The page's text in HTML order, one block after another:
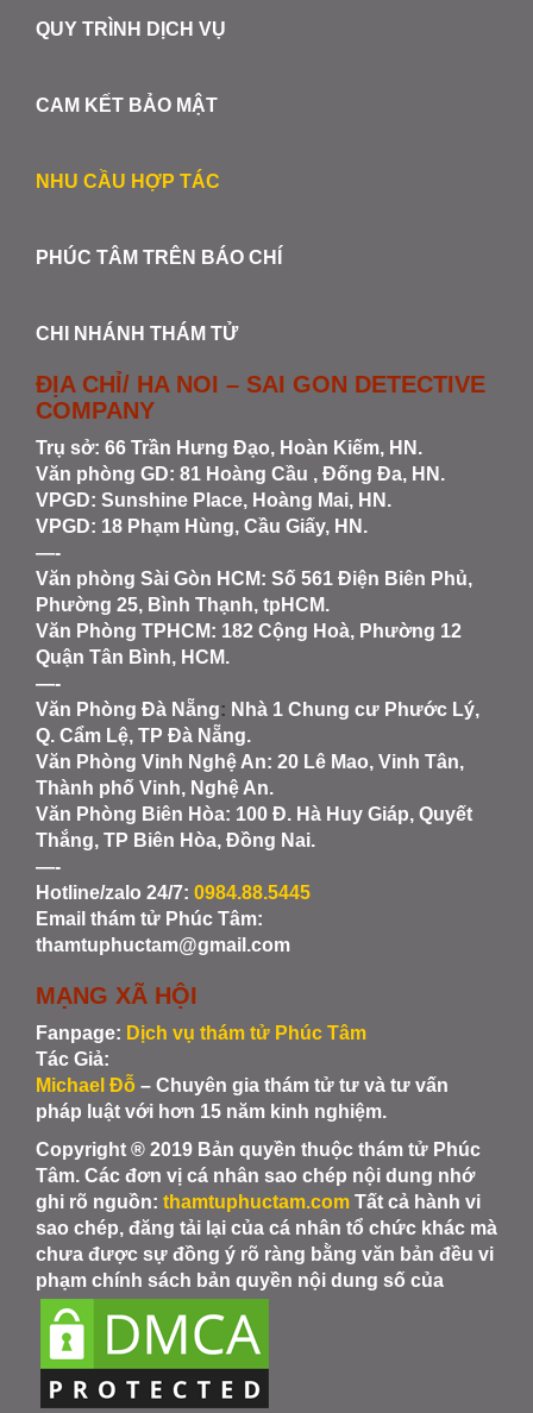
QUY TRÌNH DỊCH VỤ
CAM KẾT BẢO MẬT
NHU CẦU HỢP TÁC
PHÚC TÂM TRÊN BÁO CHÍ
CHI NHÁNH THÁM TỬ
ĐỊA CHỈ/ HA NOI – SAI GON DETECTIVE
COMPANY
Trụ sở: 66 Trần Hưng Đạo, Hoàn Kiếm, HN.
Văn phòng GD: 81 Hoàng Cầu , Đống Đa, HN.
VPGD: Sunshine Place, Hoàng Mai, HN.
VPGD: 18 Phạm Hùng, Cầu Giấy, HN.
—-
Văn phòng Sài Gòn HCM: Số 561 Điện Biên Phủ,
Phường 25, Bình Thạnh, tpHCM.
Văn Phòng TPHCM: 182 Cộng Hoà, Phường 12
Quận Tân Bình, HCM.
—-
Văn Phòng Đà Nẵng: Nhà 1 Chung cư Phước Lý,
Q. Cẩm Lệ, TP Đà Nẵng.
Văn Phòng Vinh Nghệ An: 20 Lê Mao, Vinh Tân,
Thành phố Vinh, Nghệ An.
Văn Phòng Biên Hòa: 100 Đ. Hà Huy Giáp, Quyết
Thắng, TP Biên Hòa, Đồng Nai.
—-
Hotline/zalo 24/7: 0984.88.5445
Email thám tử Phúc Tâm:
thamtuphuctam@gmail.com
MẠNG XÃ HỘI
Fanpage: Dịch vụ thám tử Phúc Tâm
Tác Giả:
Michael Đỗ – Chuyên gia thám tử tư và tư vấn
pháp luật với hơn 15 năm kinh nghiệm.
Copyright ® 2019 Bản quyền thuộc thám tử Phúc
Tâm. Các đơn vị cá nhân sao chép nội dung nhớ
ghi rõ nguồn: thamtuphuctam.com Tất cả hành vi
sao chép, đăng tải lại của cá nhân tổ chức khác mà
chưa được sự đồng ý rõ ràng bằng văn bản đều vi
phạm chính sách bản quyền nội dung số của